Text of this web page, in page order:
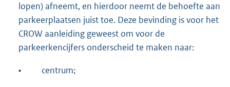
lopen) afneemt, en hierdoor neemt de behoefte aan
parkeerplaatsen juist toe. Deze bevinding is voor het
CROW aanleiding geweest om voor de
parkeerkencijfers onderscheid te maken naar:
• centrum;